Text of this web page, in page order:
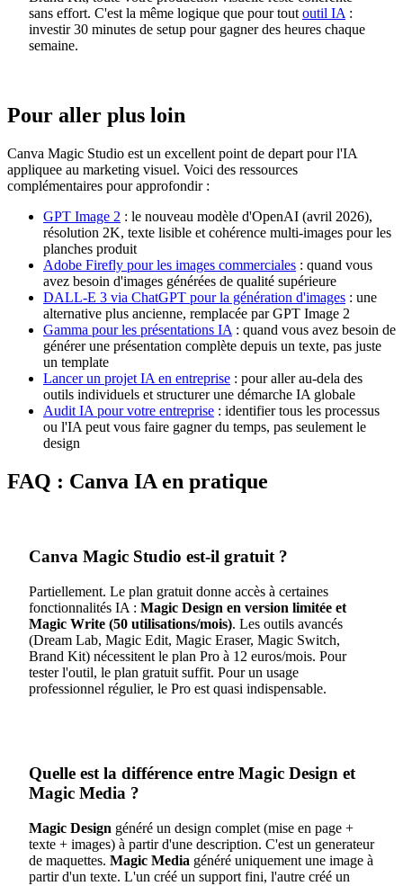
sans effort. C'est la même logique que pour tout outil IA :
investir 30 minutes de setup pour gagner des heures chaque
semaine.
Pour aller plus loin
Canva Magic Studio est un excellent point de depart pour l'IA
appliquee au marketing visuel. Voici des ressources
complémentaires pour approfondir :
GPT Image 2 : le nouveau modèle d'OpenAI (avril 2026),
résolution 2K, texte lisible et cohérence multi-images pour les
planches produit
Adobe Firefly pour les images commerciales : quand vous
avez besoin d'images générées de qualité supérieure
DALL-E 3 via ChatGPT pour la génération d'images : une
alternative plus ancienne, remplacée par GPT Image 2
Gamma pour les présentations IA : quand vous avez besoin de
générer une présentation complète depuis un texte, pas juste
un template
Lancer un projet IA en entreprise : pour aller au-dela des
outils individuels et structurer une démarche IA globale
Audit IA pour votre entreprise : identifier tous les processus
ou l'IA peut vous faire gagner du temps, pas seulement le
design
FAQ : Canva IA en pratique
Canva Magic Studio est-il gratuit ?
Partiellement. Le plan gratuit donne accès à certaines
fonctionnalités IA : Magic Design en version limitée et
Magic Write (50 utilisations/mois). Les outils avancés
(Dream Lab, Magic Edit, Magic Eraser, Magic Switch,
Brand Kit) nécessitent le plan Pro à 12 euros/mois. Pour
tester l'outil, le plan gratuit suffit. Pour un usage
professionnel régulier, le Pro est quasi indispensable.
Quelle est la différence entre Magic Design et
Magic Media ?
Magic Design généré un design complet (mise en page +
texte + images) à partir d'une description. C'est un generateur
de maquettes. Magic Media généré uniquement une image à
partir d'un texte. L'un créé un support fini, l'autre créé un